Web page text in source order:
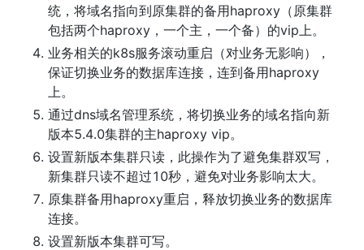
统，将域名指向到原集群的备用haproxy（原集群
包括两个haproxy，一个主，一个备）的vip上。
业务相关的k8s服务滚动重启（对业务无影响），
保证切换业务的数据库连接，连到备用haproxy
上。
通过dns域名管理系统，将切换业务的域名指向新
版本5.4.0集群的主haproxy vip。
设置新版本集群只读，此操作为了避免集群双写，
新集群只读不超过10秒，避免对业务影响太大。
原集群备用haproxy重启，释放切换业务的数据库
连接。
设置新版本集群可写。